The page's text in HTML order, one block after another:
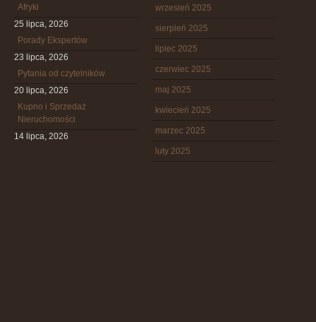
Afryki
25 lipca, 2026
Porady Ekspertów
23 lipca, 2026
Pytania od czytelników
20 lipca, 2026
Kupno i Sprzedaż
Nieruchomości
14 lipca, 2026
wrzesień 2025
sierpień 2025
lipiec 2025
czerwiec 2025
maj 2025
kwiecień 2025
marzec 2025
luty 2025